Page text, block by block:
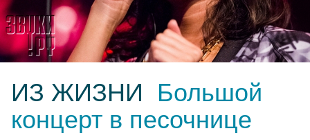
ИЗ ЖИЗНИ Большой
концерт в песочнице